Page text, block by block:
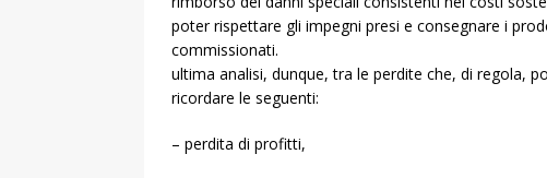
poter rispettare gli impegni presi e consegnare i
ultima analisi, dunque, tra le perdite che, di regola,
ricordare le seguenti:
– perdita di profitti,